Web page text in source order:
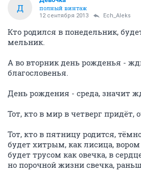
Д
полный винтаж
12 сентября 2013 Ech_Aleks
Кто родился в понедельник,
мельник.
А во вторник день рожденья -
благословенья.
День рождения - среда, значит
Тот, кто в мир в четверг придёт,
Тот, кто в пятницу родится,
будет хитрым, как лисица,
будет трусом как овечка, в
но порочной жизни свечка,